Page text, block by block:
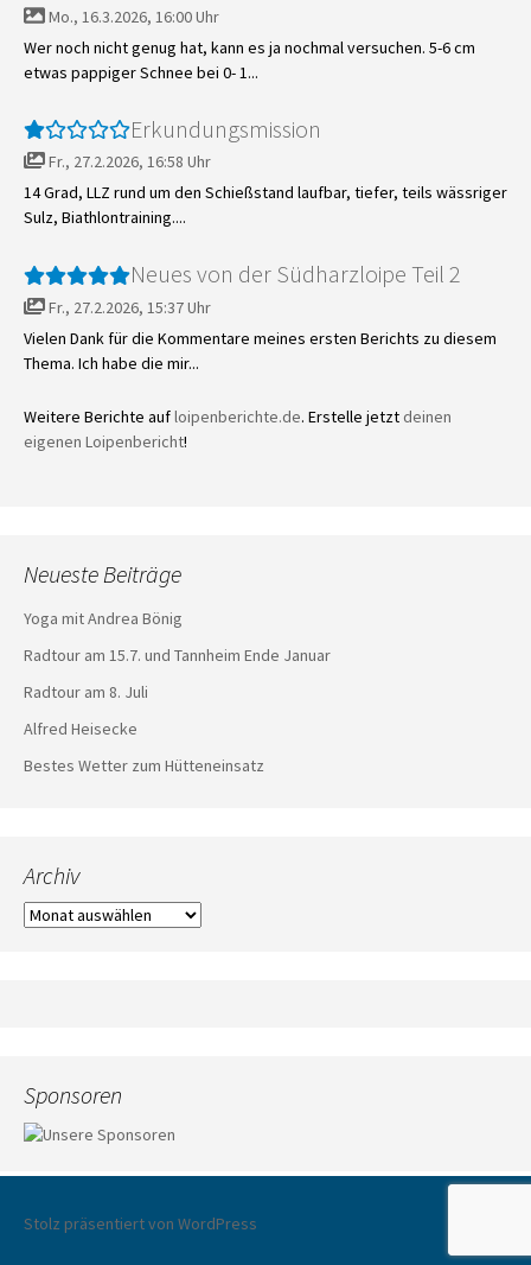
Mo., 16.3.2026, 16:00 Uhr
Wer noch nicht genug hat, kann es ja nochmal versuchen. 5-6 cm
etwas pappiger Schnee bei 0- 1...
Erkundungsmission
Fr., 27.2.2026, 16:58 Uhr
14 Grad, LLZ rund um den Schießstand laufbar, tiefer, teils wässriger
Sulz, Biathlontraining....
Neues von der Südharzloipe Teil 2
Fr., 27.2.2026, 15:37 Uhr
Vielen Dank für die Kommentare meines ersten Berichts zu diesem
Thema. Ich habe die mir...
Weitere Berichte aufloipenberichte.de. Erstelle jetzt deinen
eigenen Loipenbericht!
Neueste Beiträge
Yoga mit Andrea Bönig
Radtour am 15.7. und Tannheim Ende Januar
Radtour am 8. Juli
Alfred Heisecke
Bestes Wetter zum Hütteneinsatz
Archiv
Archiv
Sponsoren
Stolz präsentiert von WordPress